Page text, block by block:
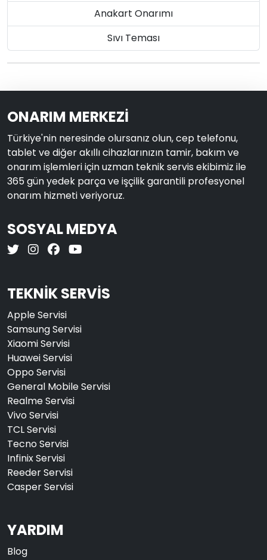
Anakart Onarımı
Sıvı Teması
ONARIM MERKEZİ
Türkiye'nin neresinde olursanız olun, cep telefonu,
tablet ve diğer akıllı cihazlarınızın tamir, bakım ve
onarım işlemleri için uzman teknik servis ekibimiz ile
365 gün yedek parça ve işçilik garantili profesyonel
onarım hizmeti veriyoruz.
SOSYAL MEDYA
TEKNİK SERVİS
Apple Servisi
Samsung Servisi
Xiaomi Servisi
Huawei Servisi
Oppo Servisi
General Mobile Servisi
Realme Servisi
Vivo Servisi
TCL Servisi
Tecno Servisi
Infinix Servisi
Reeder Servisi
Casper Servisi
YARDIM
Blog